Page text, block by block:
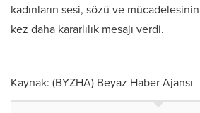
kadınların sesi, sözü ve
kez daha kararlılık mesajı verdi.
Kaynak: (BYZHA) Beyaz Haber Ajansı